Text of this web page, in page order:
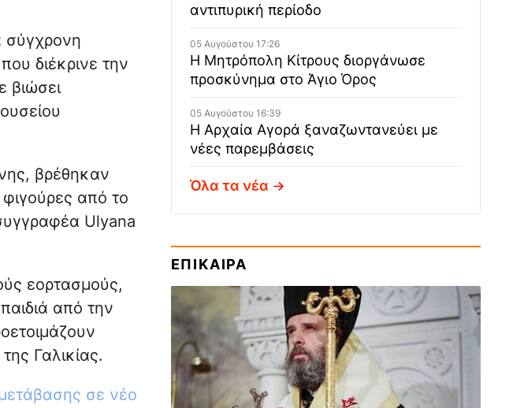
σύγχρονη
διέκρινε την
βιώσει
βρέθηκαν
από το
Ulyana
εορτασμούς,
από την
Γαλικίας.
σε νέο
αντιπυρική περίοδο
05 Αυγούστου 17:26
Η Μητρόπολη Κίτρους διοργάνωσε
προσκύνημα στο Άγιο Όρος
05 Αυγούστου 16:39
Η Αρχαία Αγορά ξαναζωντανεύει με
νέες παρεμβάσεις
Όλα τα νέα
ΕΠΙΚΑΙΡΑ